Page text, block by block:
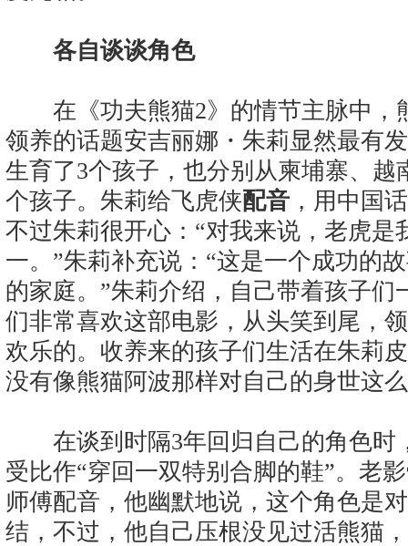
各自谈谈角色
在《功夫熊猫2》的情节主脉中，
领养的话题安吉丽娜・朱莉显然最有
生育了3个孩子，也分别从柬埔寨、越
个孩子。朱莉给飞虎侠配音 ，用中国
不过朱莉很开心：“对我来说，老虎是
一。”朱莉补充说：“这是一个成功的
的家庭。”朱莉介绍，自己带着孩子们
们非常喜欢这部电影，从头笑到尾，
欢乐的。收养来的孩子们生活在朱莉
没有像熊猫阿波那样对自己的身世这
在谈到时隔3年回归自己的角色时
受比作“穿回一双特别合脚的鞋”。老
师傅配音，他幽默地说，这个角色是
结，不过，他自己压根没见过活熊猫